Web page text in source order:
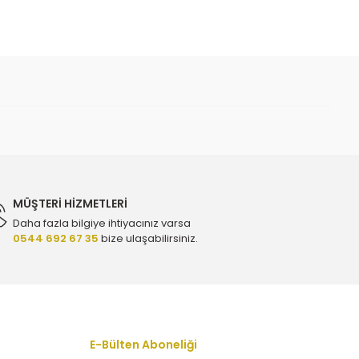
622805
MÜŞTERİ HİZMETLERİ
Daha fazla bilgiye ihtiyacınız varsa
0544 692 67 35 bize ulaşabilirsiniz.
E-Bülten Aboneliği